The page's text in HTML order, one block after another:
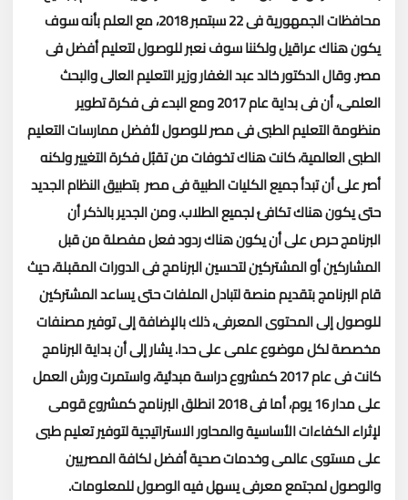
محافظات الجمهورية فى 22 سبتمبر 2018، مع العلم بأنه سوف
يكون هناك عراقيل ولكننا سوف نعبر للوصول لتعليم أفضل فى
مصر.وقال الدكتور خالد عبد الغفار وزير التعليم العالى والبحث
العلمى، أن فى بداية عام 2017 ومع البدء فى فكرة تطوير
منظومة التعليم الطبى فى مصر للوصول لأفضل ممارسات التعليم
الطبى العالمية، كانت هناك تخوفات من تقبُل فكرة التغيير ولكنه
أصر على أن تبدأ جميع الكليات الطبية فى مصر بتطبيق النظام الجديد
حتى يكون هناك تكافئ لجميع الطلاب.ومن الجدير بالذكر أن
البرنامج حرص على أن يكون هناك ردود فعل مفصلة من قبل
المشاركين أو المشتركين لتحسين البرنامج فى الدورات المقبلة، حيث
قام البرنامج بتقديم منصة لتبادل الملفات حتى يساعد المشتركين
للوصول إلى المحتوى المعرفى، ذلك بالإضافة إلى توفير مصنفات
مخصصة لكل موضوع علمى على حدا.يشار إلى أن بداية البرنامج
كانت فى عام 2017 كمشروع دراسة مبدئية، واستمرت ورش العمل
على مدار 16 يوم، أما فى 2018 انطلق البرنامج كمشروع قومى
لإثراء الكفاءات الأساسية والمحاور الاستراتيجية لتوفير تعليم طبى
على مستوى عالمى وخدمات صحية أفضل لكافة المصريين
والوصول لمجتمع معرفى يسهل فيه الوصول للمعلومات.